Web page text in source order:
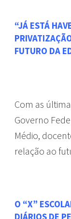
“JÁ ESTÁ
FUTURO DA
Com as
Governo
Médio,
relação ao
O “X”
DIÁRIOS DE